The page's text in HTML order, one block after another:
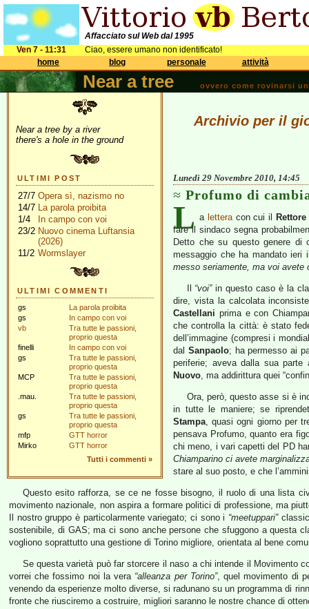
Affacciato sul Web dal 1995
Ven 7 - 11:31
Ciao, essere umano non identificato!
home
blog personale attività
Near a tree ovvero come rovinarsi
Near a tree by a river
there's a hole in the ground
ULTIMI POST
27/7 Opera sì, nazismo no
14/7 La parola proibita
1/4
In campo con voi
23/2 Nuovo cinema Luftansia
(2026)
11/2 Wormslayer
ULTIMI COMMENTI
gs
La parola proibita
gs
In campo con voi
vb
Tra tutte le passioni,
proprio questa
finelli
In campo con voi
gs
Tra tutte le passioni,
proprio questa
MCP
Tra tutte le passioni,
proprio questa
.mau.
Tra tutte le passioni,
proprio questa
gs
Tra tutte le passioni,
proprio questa
mfp
GTT horror
Mirko
GTT horror
Tutti i commenti »
Archivio per il
Lunedì 29 Novembre 2010, 14:45
Profumo di
L a letteracon cui il Rettore
fare il sindaco segna
Detto che su questo genere di
messaggio che ha mandato
messo seriamente, ma voi avete
“voi”in questo caso è la
dire, vista la calcolata
Castellani prima e con
che controlla la città: è stato
dell’immagine (compresi i
dal Sanpaolo; ha permesso ai
periferie; aveva dalla sua
Nuovo, ma addirittura quei
Ora, però, questo asse si è
in tutte le maniere; se
Stampa, quasi ogni giorno per
pensava Profumo, quanto era
chi meno, i vari capetti del PD
Chiamparino ci avete
stare al suo posto, e che
Questo esito rafforza, se ce ne fosse bisogno, il ruolo di una lista
movimento nazionale, non aspira a formare politici di professione, ma
Il nostro gruppo è particolarmente variegato; ci sono i “meetuppari”
sostenibile, di GAS; ma ci sono anche persone che sfuggono a questa
vogliono soprattutto una gestione di Torino migliore, orientata al bene
Se questa varietà può far storcere il naso a chi intende il Movimento
vorrei che fossimo noi la vera “alleanza per Torino”, quel movimento di
venendo da esperienze molto diverse, si radunano su un programma di
fronte che riusciremo a costruire, migliori saranno le nostre chance di